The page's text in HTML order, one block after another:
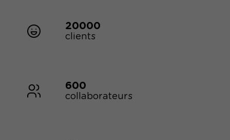
20000
clients
600
collaborateurs